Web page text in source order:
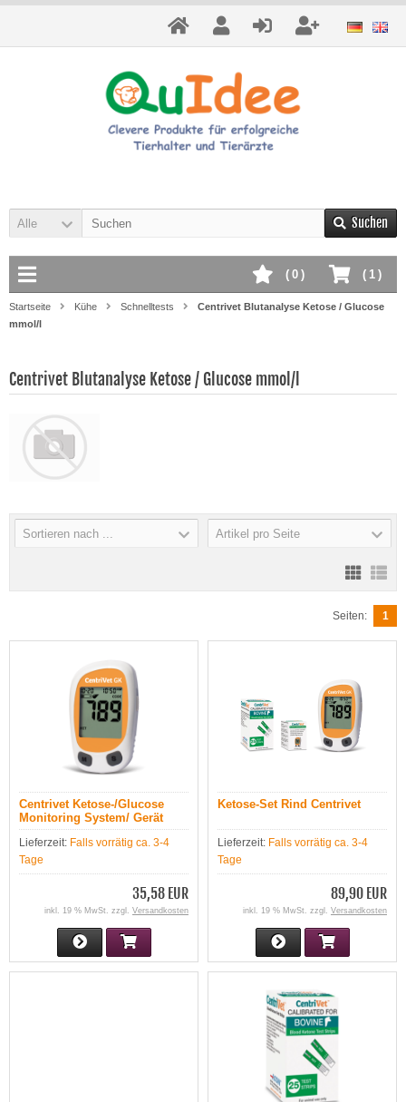
Alle Suchen
( 1 )
( 0 )
Startseite Kühe Schnelltests
Centrivet Blutanalyse Ketose / Glucose
mmol/l
Centrivet Blutanalyse Ketose / Glucose mmol/l
Sortieren nach ... Artikel pro Seite
Seiten: 1
Centrivet Ketose-/Glucose
Monitoring System/ Gerät
mmol/l
Lieferzeit: Falls vorrätig ca. 3-4
Tage
35,58 EUR
inkl. 19 % MwSt. zzgl. Versandkosten
Ketose-Set Rind Centrivet
Lieferzeit: Falls vorrätig ca. 3-4
Tage
89,90 EUR
inkl. 19 % MwSt. zzgl. Versandkosten